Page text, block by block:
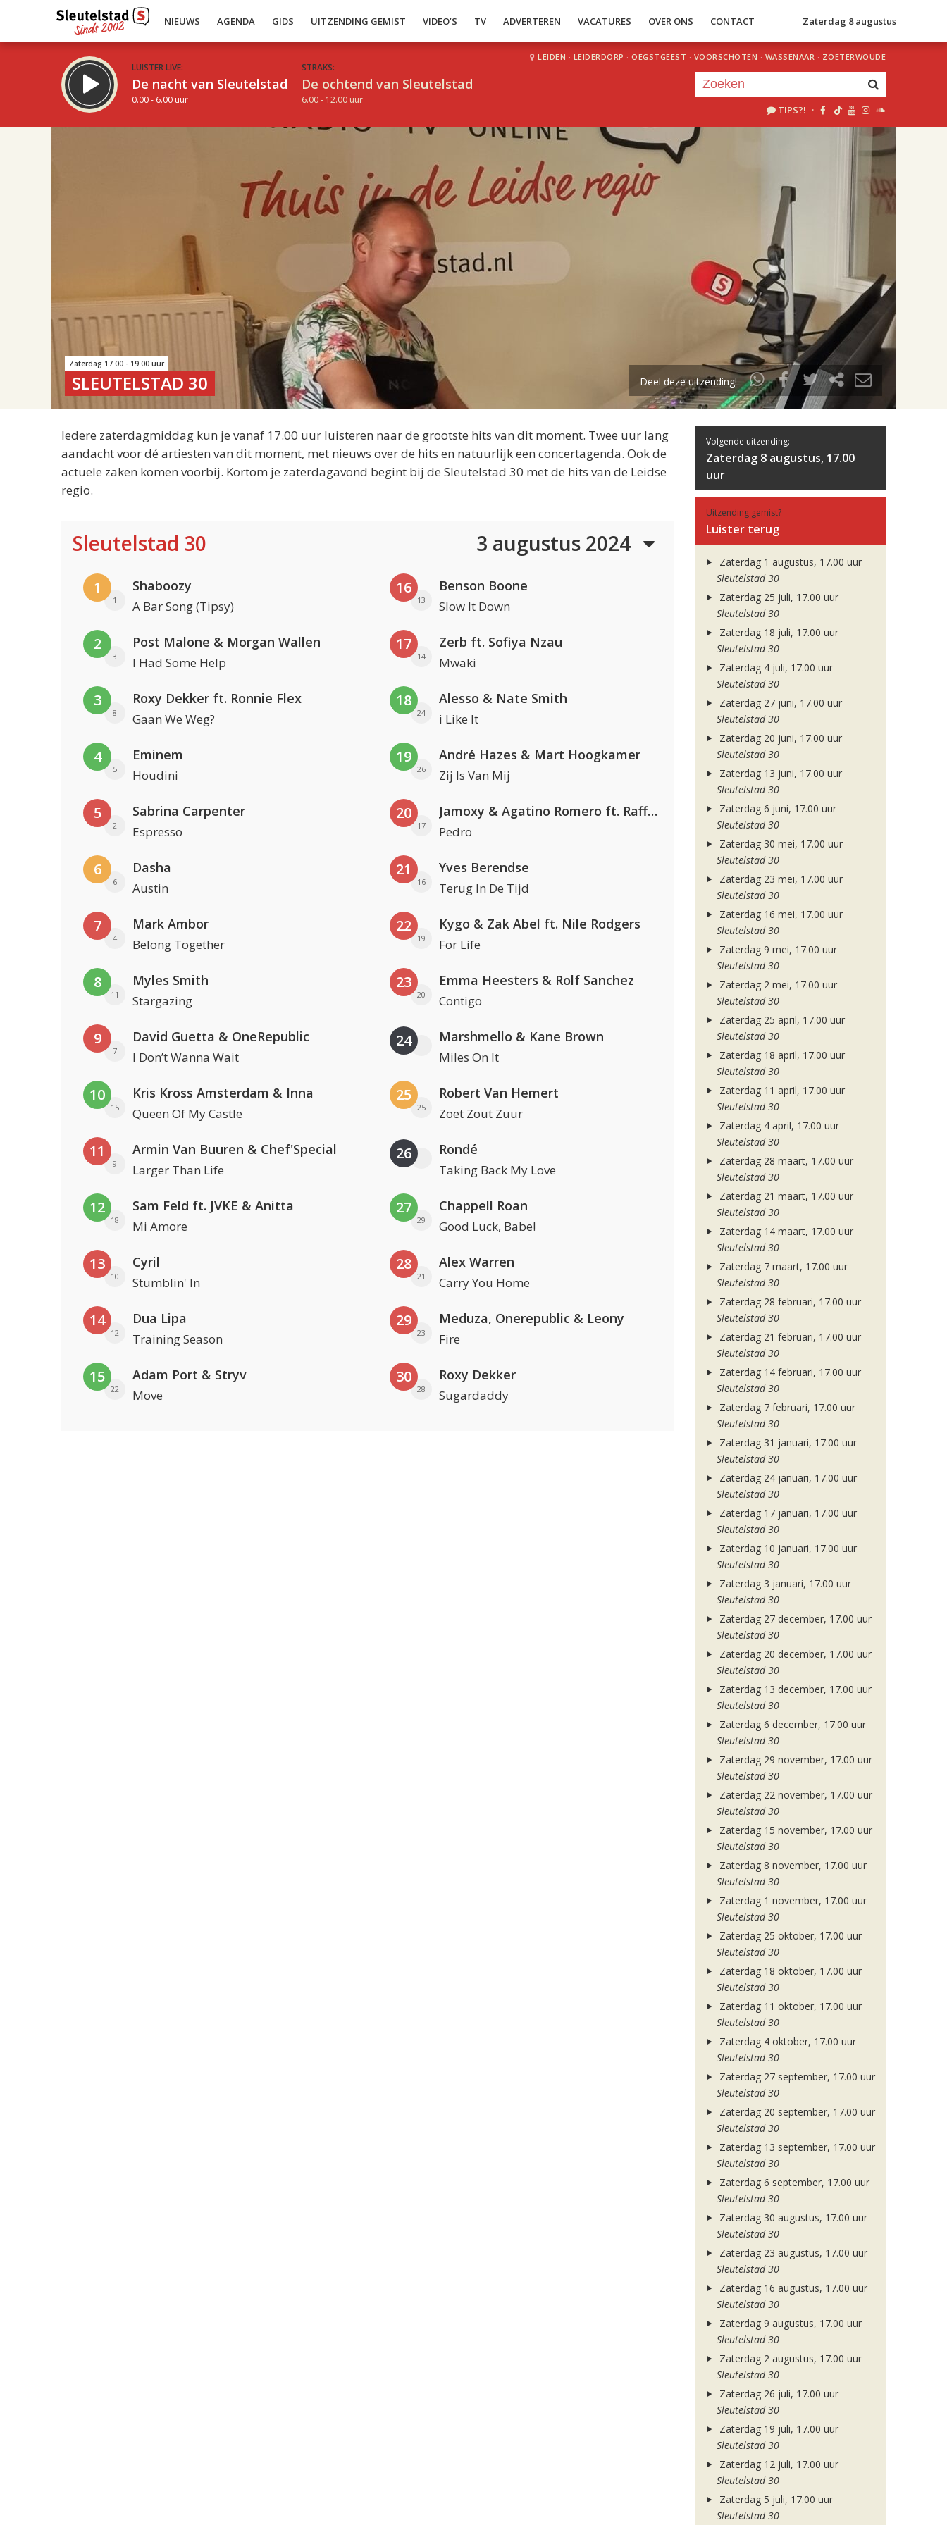
NIEUWS AGENDA GIDS UITZENDING GEMIST VIDEO’S TV ADVERTEREN VACATURES OVER ONS CONTACT Zaterdag 8 augustus
LUISTER LIVE:
De nacht van Sleutelstad
0.00 - 6.00 uur
STRAKS:
De ochtend van Sleutelstad
6.00 - 12.00 uur
LEIDEN · LEIDERDORP · OEGSTGEEST · VOORSCHOTEN · WASSENAAR · ZOETERWOUDE
TIPS?! ·
uur 1 van 2
Volgend uur
Zaterdag 17.00 - 19.00 uur
SLEUTELSTAD 30 Deel deze uitzending!
Iedere zaterdagmiddag kun je vanaf 17.00 uur luisteren naar de grootste hits van dit moment. Twee uur lang
aandacht voor dé artiesten van dit moment, met nieuws over de hits en natuurlijk een concertagenda. Ook de
actuele zaken komen voorbij. Kortom je zaterdagavond begint bij de Sleutelstad 30 met de hits van de Leidse
regio.
Sleutelstad 30 3 augustus 2024
1
1
Shaboozy
A Bar Song (Tipsy)
2
3
Post Malone & Morgan Wallen
I Had Some Help
3
8
Roxy Dekker ft. Ronnie Flex
Gaan We Weg?
4
5
Eminem
Houdini
5
2
Sabrina Carpenter
Espresso
6
6
Dasha
Austin
7
4
Mark Ambor
Belong Together
8
11
Myles Smith
Stargazing
9
7
David Guetta & OneRepublic
I Don’t Wanna Wait
10
15
Kris Kross Amsterdam & Inna
Queen Of My Castle
11
9
Armin Van Buuren & Chef'Special
Larger Than Life
12
18
Sam Feld ft. JVKE & Anitta
Mi Amore
13
10
Cyril
Stumblin' In
14
12
Dua Lipa
Training Season
15
22
Adam Port & Stryv
Move
16
13
Benson Boone
Slow It Down
17
14
Zerb ft. Sofiya Nzau
Mwaki
18
24
Alesso & Nate Smith
i Like It
19
26
André Hazes & Mart Hoogkamer
Zij Is Van Mij
20
17
Jamoxy & Agatino Romero ft. Raffaella Carrà
Pedro
21
16
Yves Berendse
Terug In De Tijd
22
19
Kygo & Zak Abel ft. Nile Rodgers
For Life
23
20
Emma Heesters & Rolf Sanchez
Contigo
24 Marshmello & Kane Brown
Miles On It
25
25
Robert Van Hemert
Zoet Zout Zuur
26 Rondé
Taking Back My Love
27
29
Chappell Roan
Good Luck, Babe!
28
21
Alex Warren
Carry You Home
29
23
Meduza, Onerepublic & Leony
Fire
30
28
Roxy Dekker
Sugardaddy
Volgende uitzending:
Zaterdag 8 augustus, 17.00
uur
Uitzending gemist?
Luister terug
Zaterdag 1 augustus, 17.00 uur
Sleutelstad 30
Zaterdag 25 juli, 17.00 uur
Sleutelstad 30
Zaterdag 18 juli, 17.00 uur
Sleutelstad 30
Zaterdag 4 juli, 17.00 uur
Sleutelstad 30
Zaterdag 27 juni, 17.00 uur
Sleutelstad 30
Zaterdag 20 juni, 17.00 uur
Sleutelstad 30
Zaterdag 13 juni, 17.00 uur
Sleutelstad 30
Zaterdag 6 juni, 17.00 uur
Sleutelstad 30
Zaterdag 30 mei, 17.00 uur
Sleutelstad 30
Zaterdag 23 mei, 17.00 uur
Sleutelstad 30
Zaterdag 16 mei, 17.00 uur
Sleutelstad 30
Zaterdag 9 mei, 17.00 uur
Sleutelstad 30
Zaterdag 2 mei, 17.00 uur
Sleutelstad 30
Zaterdag 25 april, 17.00 uur
Sleutelstad 30
Zaterdag 18 april, 17.00 uur
Sleutelstad 30
Zaterdag 11 april, 17.00 uur
Sleutelstad 30
Zaterdag 4 april, 17.00 uur
Sleutelstad 30
Zaterdag 28 maart, 17.00 uur
Sleutelstad 30
Zaterdag 21 maart, 17.00 uur
Sleutelstad 30
Zaterdag 14 maart, 17.00 uur
Sleutelstad 30
Zaterdag 7 maart, 17.00 uur
Sleutelstad 30
Zaterdag 28 februari, 17.00 uur
Sleutelstad 30
Zaterdag 21 februari, 17.00 uur
Sleutelstad 30
Zaterdag 14 februari, 17.00 uur
Sleutelstad 30
Zaterdag 7 februari, 17.00 uur
Sleutelstad 30
Zaterdag 31 januari, 17.00 uur
Sleutelstad 30
Zaterdag 24 januari, 17.00 uur
Sleutelstad 30
Zaterdag 17 januari, 17.00 uur
Sleutelstad 30
Zaterdag 10 januari, 17.00 uur
Sleutelstad 30
Zaterdag 3 januari, 17.00 uur
Sleutelstad 30
Zaterdag 27 december, 17.00 uur
Sleutelstad 30
Zaterdag 20 december, 17.00 uur
Sleutelstad 30
Zaterdag 13 december, 17.00 uur
Sleutelstad 30
Zaterdag 6 december, 17.00 uur
Sleutelstad 30
Zaterdag 29 november, 17.00 uur
Sleutelstad 30
Zaterdag 22 november, 17.00 uur
Sleutelstad 30
Zaterdag 15 november, 17.00 uur
Sleutelstad 30
Zaterdag 8 november, 17.00 uur
Sleutelstad 30
Zaterdag 1 november, 17.00 uur
Sleutelstad 30
Zaterdag 25 oktober, 17.00 uur
Sleutelstad 30
Zaterdag 18 oktober, 17.00 uur
Sleutelstad 30
Zaterdag 11 oktober, 17.00 uur
Sleutelstad 30
Zaterdag 4 oktober, 17.00 uur
Sleutelstad 30
Zaterdag 27 september, 17.00 uur
Sleutelstad 30
Zaterdag 20 september, 17.00 uur
Sleutelstad 30
Zaterdag 13 september, 17.00 uur
Sleutelstad 30
Zaterdag 6 september, 17.00 uur
Sleutelstad 30
Zaterdag 30 augustus, 17.00 uur
Sleutelstad 30
Zaterdag 23 augustus, 17.00 uur
Sleutelstad 30
Zaterdag 16 augustus, 17.00 uur
Sleutelstad 30
Zaterdag 9 augustus, 17.00 uur
Sleutelstad 30
Zaterdag 2 augustus, 17.00 uur
Sleutelstad 30
Zaterdag 26 juli, 17.00 uur
Sleutelstad 30
Zaterdag 19 juli, 17.00 uur
Sleutelstad 30
Zaterdag 12 juli, 17.00 uur
Sleutelstad 30
Zaterdag 5 juli, 17.00 uur
Sleutelstad 30